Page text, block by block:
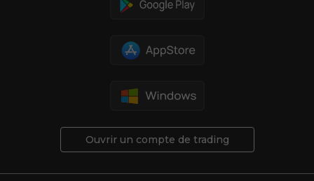
Ouvrir un compte de trading